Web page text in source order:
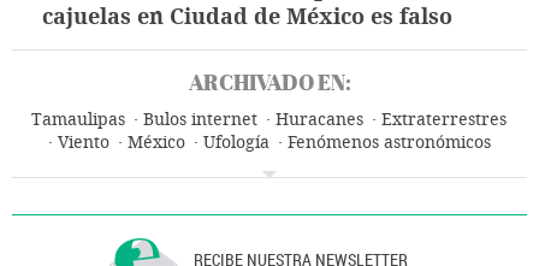
cajuelas en Ciudad de México es falso
ARCHIVADO EN:
Tamaulipas Bulos internet Huracanes
Extraterrestres
Viento
México Ufología
Fenómenos astronómicos
RECIBE NUESTRA NEWSLETTER